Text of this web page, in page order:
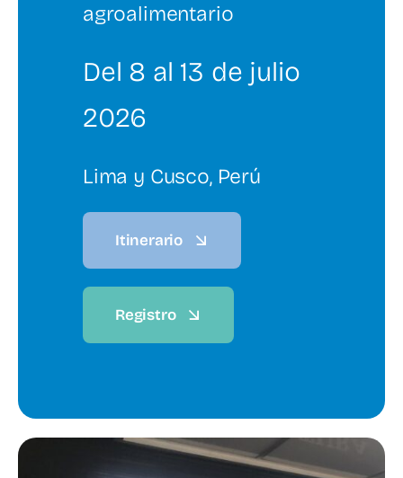
agroalimentario
Del 8 al 13 de julio
2026
Lima y Cusco, Perú
Itinerario
Registro